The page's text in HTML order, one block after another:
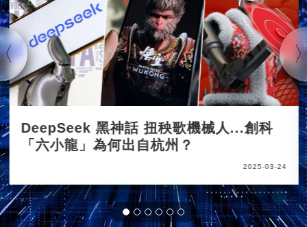
DeepSeek 黑神話 扭秧歌機械人...創科
「六小龍」為何出自杭州？
2025-03-24